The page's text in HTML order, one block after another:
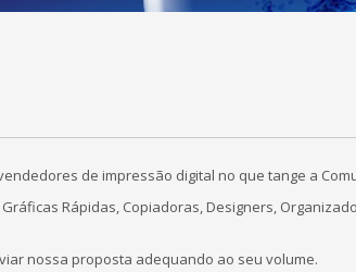
de impressão digital no que tange a
Rápidas, Copiadoras, Designers,
nossa proposta adequando ao seu volume.